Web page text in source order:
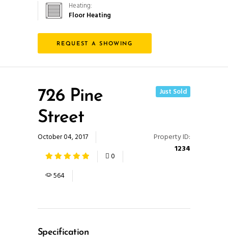
Heating:
Floor Heating
REQUEST A SHOWING
726 Pine
Street
Just Sold
October 04, 2017
0
564
Property ID:
1234
Specification
mejorar la
funcionalidad
y estructura
de la web,
cómo se usa
Experiencia
visita. Si